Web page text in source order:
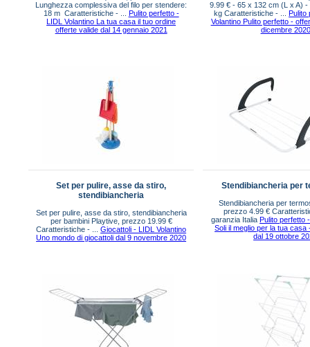
Lunghezza complessiva del filo per stendere:
18 m Caratteristiche - ... Pulito perfetto -
LIDL Volantino La tua casa il tuo ordine
offerte valide dal 14 gennaio 2021
9.99 € - 65 x 132 cm (L x A)
kg Caratteristiche - ...Pulito
Volantino Pulito perfetto -
dicembre 2020
Set per pulire, asse da stiro,
stendibiancheria
Set per pulire, asse da stiro, stendibiancheria
per bambini Playtive, prezzo 19.99 €
Caratteristiche - ...Giocattoli - LIDL Volantino
Uno mondo di giocattoli dal 9 novembre 2020
Stendibiancheria per
Stendibiancheria per
prezzo 4.99 €
garanzia ItaliaPulito perfetto
Soli il meglio per la tua casa
dal 19 ottobre